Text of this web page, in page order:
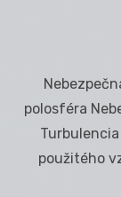
polosféra
použitého